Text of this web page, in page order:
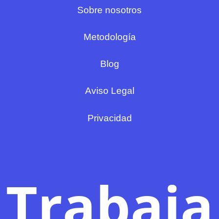
Sobre nosotros
Metodología
Blog
Aviso Legal
Privacidad